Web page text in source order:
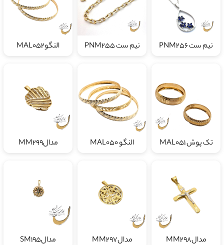
نیم ست PNM256 نیم ست PNM255 النگوMAL052
تک پوش MAL051 النگو MAL050 مدالMM299
مدالMM298 مدالMM297 مدالSM195